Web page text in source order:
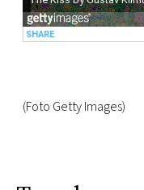
(Foto Getty Images)